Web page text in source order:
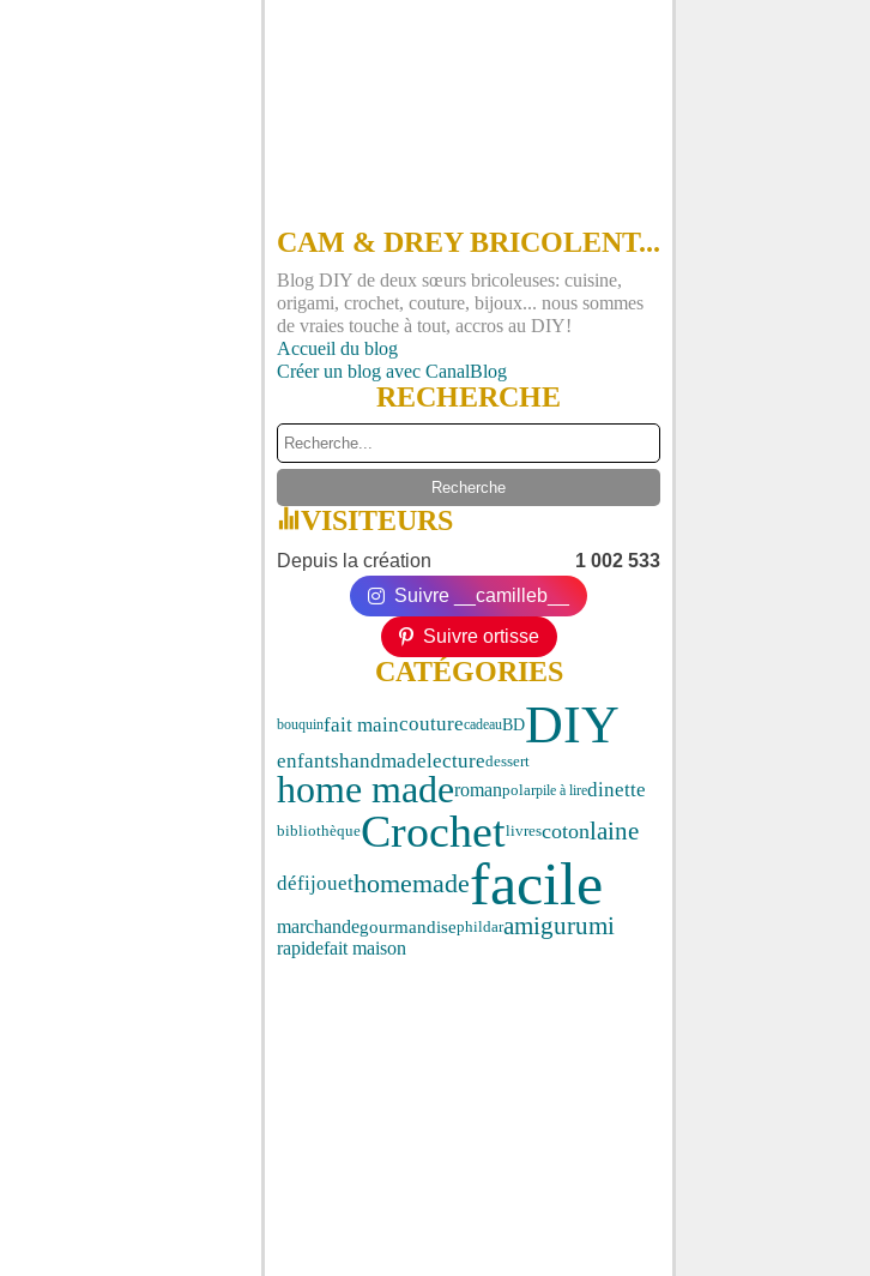
CAM & DREY BRICOLENT...
Blog DIY de deux sœurs bricoleuses: cuisine,
origami, crochet, couture, bijoux... nous sommes
de vraies touche à tout, accros au DIY!
Accueil du blog
Créer un blog avec CanalBlog
RECHERCHE
VISITEURS
Depuis la création
1 002 533
Suivre __camilleb__
Suivre ortisse
CATÉGORIES
bouquinfait maincouturecadeauBDDIY
enfantshandmadelecturedessert
home maderomanpolarpile à liredinette
bibliothèqueCrochetlivrescotonlaine
défijouethomemadefacile
marchandegourmandisephildaramigurumi
rapidefait maison